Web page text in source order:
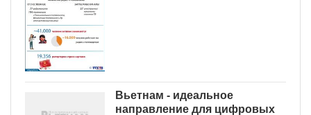
Вьетнам - идеальное
направление для цифровых